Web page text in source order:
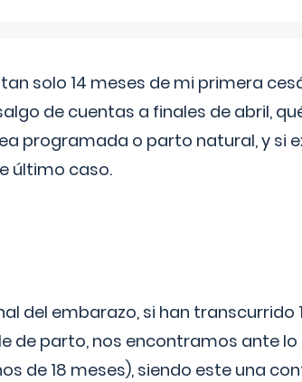
solo 14 meses de mi primera
de cuentas a finales de abril,
programada o parto natural, y si
último caso.
del embarazo, si han transcurrido
de parto, nos encontramos ante
de 18 meses), siendo este una